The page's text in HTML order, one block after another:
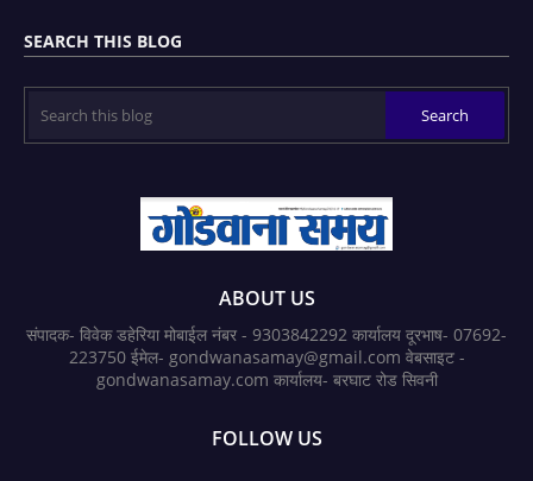
SEARCH THIS BLOG
ABOUT US
संपादक- विवेक डहेरिया मोबाईल नंबर - 9303842292 कार्यालय दूरभाष- 07692-
223750 ईमेल- gondwanasamay@gmail.com वेबसाइट -
gondwanasamay.com कार्यालय- बरघाट रोड सिवनी
FOLLOW US